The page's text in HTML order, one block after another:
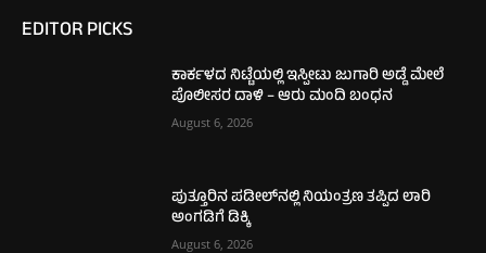
EDITOR PICKS
ಕಾರ್ಕಳದ ನಿಟ್ಟೆಯಲ್ಲಿ ಇಸ್ಪೀಟು ಜುಗಾರಿ ಅಡ್ಡೆ ಮೇಲೆ
ಪೊಲೀಸರ ದಾಳಿ – ಆರು ಮಂದಿ ಬಂಧನ
August 6, 2026
ಪುತ್ತೂರಿನ ಪಡೀಲ್‌ನಲ್ಲಿ ನಿಯಂತ್ರಣ ತಪ್ಪಿದ ಲಾರಿ
ಅಂಗಡಿಗೆ ಡಿಕ್ಕಿ
August 6, 2026